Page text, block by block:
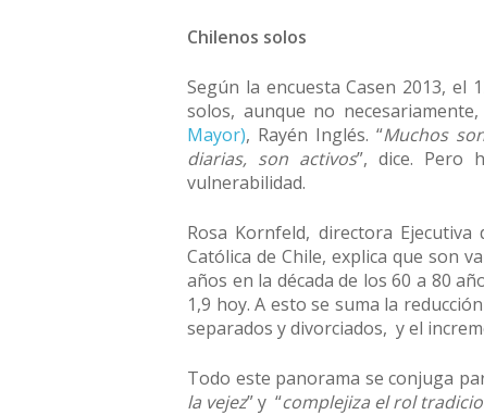
Chilenos solos
Según la encuesta Casen 2013, el
solos, aunque no
Mayor), Rayén Inglés. “Muchos
diarias, son activos”, dice. Pero
vulnerabilidad.
Rosa Kornfeld, directora
Católica de Chile, explica que son
años en la década de los 60 a 80
1,9 hoy. A esto se suma la
separados y divorciados, y el
Todo este panorama se conjuga
la vejez” y “complejiza el rol